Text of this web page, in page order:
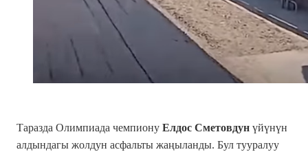
Таразда Олимпиада чемпиону Елдос Сметовдун үйүнүн
алдындагы жолдун асфальты жаңыланды. Бул тууралуу